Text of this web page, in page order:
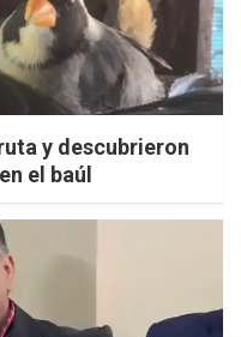
y descubrieron
el baúl